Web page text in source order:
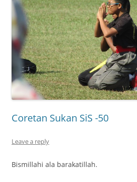
Coretan Sukan SiS -50
Leave a reply
Bismillahi ala barakatillah.